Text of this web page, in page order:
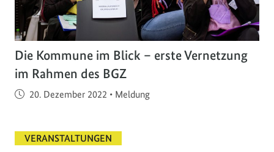
Die Kommune im Blick – erste Vernetzung
im Rahmen des BGZ
Veröffentlicht am
20. Dezember 2022 • Meldung
VERANSTALTUNGEN